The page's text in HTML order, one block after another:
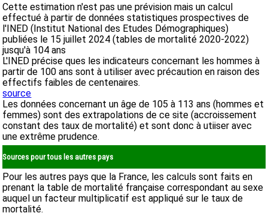
Cette estimation n'est pas une prévision mais un calcul
effectué à partir de données statistiques prospectives de
l'INED (Institut National des Etudes Démographiques)
publiées le 15 juillet 2024 (tables de mortalité 2020-2022)
jusqu'à 104 ans
L'INED précise ques les indicateurs concernant les hommes à
partir de 100 ans sont à utiliser avec précaution en raison des
effectifs faibles de centenaires.
source
Les données concernant un âge de 105 à 113 ans (hommes et
femmes) sont des extrapolations de ce site (accroissement
constant des taux de mortalité) et sont donc à utiiser avec
une extrême prudence.
Sources pour tous les autres pays
Pour les autres pays que la France, les calculs sont faits en
prenant la table de mortalité française correspondant au sexe
auquel un facteur multiplicatif est appliqué sur le taux de
mortalité.